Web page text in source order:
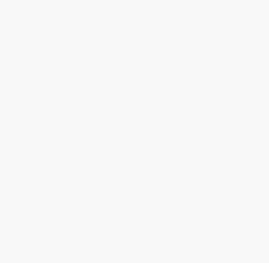
s tzv. stare downs, kde se povětšinou slovně
zápasů na internetu. V podání Clash of the Stars
hlav. Velkým přešlapem ale byl homofobní výstup
odmítnout, a i v jejich kontextu další
principem, na kterém je organizace Clash of
byl brán v potaz. V poslední době ale
poděkovat za spolupráci týmu kolem
Česku a k tomu zaujmout další tisíce